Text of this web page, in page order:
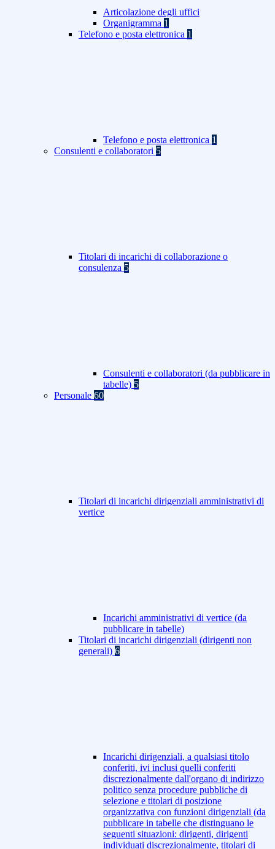
Articolazione degli uffici
Organigramma 1
Telefono e posta elettronica 1
Telefono e posta elettronica 1
Consulenti e collaboratori 5
Titolari di incarichi di collaborazione o
consulenza 5
Consulenti e collaboratori (da pubblicare in
tabelle) 5
Personale 60
Titolari di incarichi dirigenziali amministrativi di
vertice
Incarichi amministrativi di vertice (da
pubblicare in tabelle)
Titolari di incarichi dirigenziali (dirigenti non
generali) 6
Incarichi dirigenziali, a qualsiasi titolo
conferiti, ivi inclusi quelli conferiti
discrezionalmente dall'organo di indirizzo
politico senza procedure pubbliche di
selezione e titolari di posizione
organizzativa con funzioni dirigenziali (da
pubblicare in tabelle che distinguano le
seguenti situazioni: dirigenti, dirigenti
individuati discrezionalmente, titolari di